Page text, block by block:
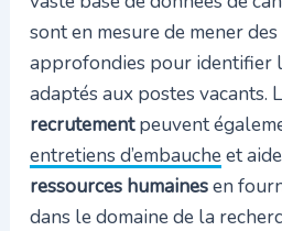
sont en mesure de mener
approfondies pour identifier
adaptés aux postes vacants.
recrutementpeuvent
entretiens d’embaucheet
ressources humainesen
dans le domaine de la